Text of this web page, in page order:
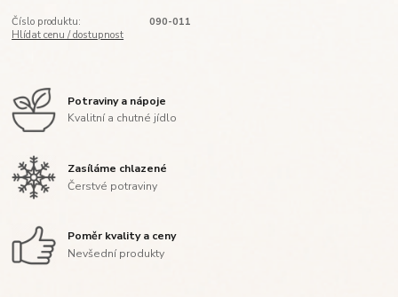
Číslo produktu:
090-011
Hlídat cenu / dostupnost
Potraviny a nápoje
Kvalitní a chutné jídlo
Zasíláme chlazené
Čerstvé potraviny
Poměr kvality a ceny
Nevšední produkty